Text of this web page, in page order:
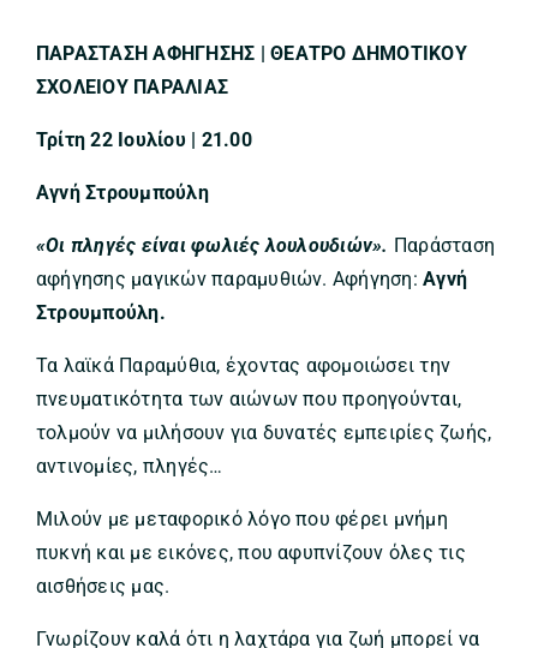
ΠΑΡΑΣΤΑΣΗ ΑΦΗΓΗΣΗΣ | ΘΕΑΤΡΟ ΔΗΜΟΤΙΚΟΥ
ΣΧΟΛΕΙΟΥ ΠΑΡΑΛΙΑΣ
Τρίτη 22 Ιουλίου | 21.00
Αγνή Στρουμπούλη
«Οι πληγές είναι φωλιές λουλουδιών». Παράσταση
αφήγησης μαγικών παραμυθιών. Αφήγηση:Αγνή
Στρουμπούλη.
Τα λαϊκά Παραμύθια, έχοντας αφομοιώσει την
πνευματικότητα των αιώνων που προηγούνται,
τολμούν να μιλήσουν για δυνατές εμπειρίες ζωής,
αντινομίες, πληγές…
Μιλούν με μεταφορικό λόγο που φέρει μνήμη
πυκνή και με εικόνες, που αφυπνίζουν όλες τις
αισθήσεις μας.
Γνωρίζουν καλά ότι η λαχτάρα για ζωή μπορεί να